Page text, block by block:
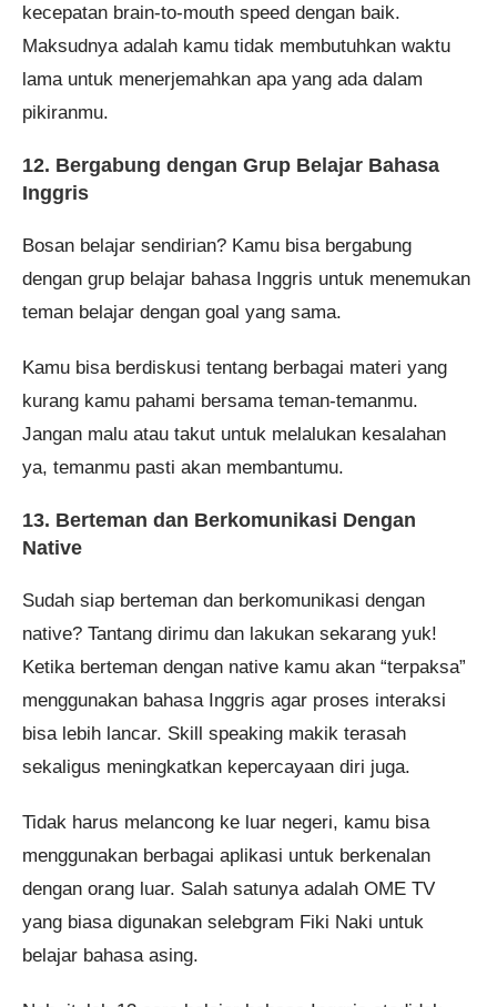
kecepatan brain-to-mouth speed dengan baik.
Maksudnya adalah kamu tidak membutuhkan waktu
lama untuk menerjemahkan apa yang ada dalam
pikiranmu.
12. Bergabung dengan Grup Belajar Bahasa
Inggris
Bosan belajar sendirian? Kamu bisa bergabung
dengan grup belajar bahasa Inggris untuk menemukan
teman belajar dengan goal yang sama.
Kamu bisa berdiskusi tentang berbagai materi yang
kurang kamu pahami bersama teman-temanmu.
Jangan malu atau takut untuk melalukan kesalahan
ya, temanmu pasti akan membantumu.
13. Berteman dan Berkomunikasi Dengan
Native
Sudah siap berteman dan berkomunikasi dengan
native? Tantang dirimu dan lakukan sekarang yuk!
Ketika berteman dengan native kamu akan “terpaksa”
menggunakan bahasa Inggris agar proses interaksi
bisa lebih lancar. Skill speaking makik terasah
sekaligus meningkatkan kepercayaan diri juga.
Tidak harus melancong ke luar negeri, kamu bisa
menggunakan berbagai aplikasi untuk berkenalan
dengan orang luar. Salah satunya adalah OME TV
yang biasa digunakan selebgram Fiki Naki untuk
belajar bahasa asing.